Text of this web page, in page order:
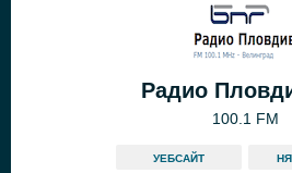
Радио
100.1 FM
УЕБСАЙТ